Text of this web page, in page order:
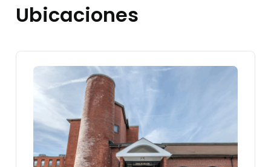
Ubicaciones